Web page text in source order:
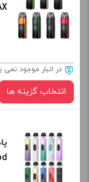
برای فعال شدن
از کادر بالا انتخاب
+
در انبار موجود نمی
انتخاب گزینه ها